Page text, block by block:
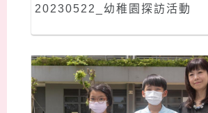
20230522_幼稚園探訪活動